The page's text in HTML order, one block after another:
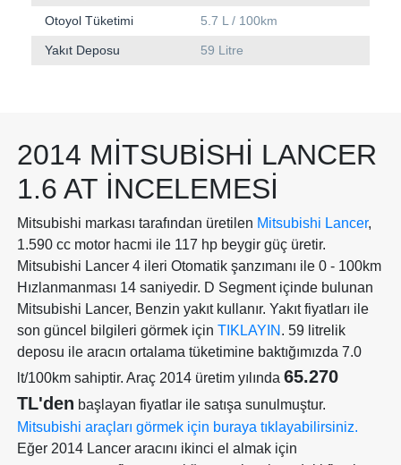
Otoyol Tüketimi 5.7 L / 100km
Yakıt Deposu 59 Litre
2014 MITSUBISHI LANCER
1.6 AT İNCELEMESI
Mitsubishi markası tarafından üretilen Mitsubishi Lancer,
1.590 cc motor hacmi ile 117 hp beygir güç üretir.
Mitsubishi Lancer 4 ileri Otomatik şanzımanı ile 0 - 100km
Hızlanmanması 14 saniyedir. D Segment içinde bulunan
Mitsubishi Lancer, Benzin yakıt kullanır. Yakıt fiyatları ile
son güncel bilgileri görmek için TIKLAYIN . 59 litrelik
deposu ile aracın ortalama tüketimine baktığımızda 7.0
lt/100km sahiptir. Araç 2014 üretim yılında 65.270
TL'den başlayan fiyatlar ile satışa sunulmuştur.
Mitsubishi araçları görmek için buraya tıklayabilirsiniz.
Eğer 2014 Lancer aracını ikinci el almak için